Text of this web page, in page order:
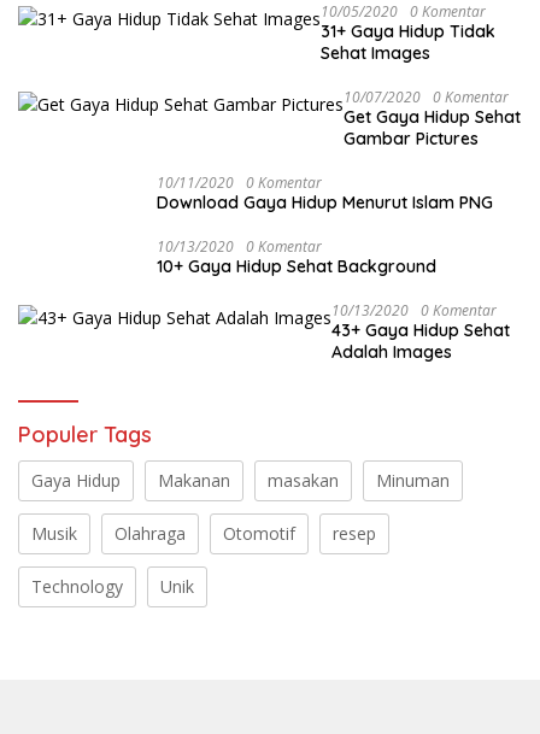
10/05/2020 0 Komentar
31+ Gaya Hidup Tidak
Sehat Images
10/07/2020 0 Komentar
Get Gaya Hidup Sehat
Gambar Pictures
10/11/2020 0 Komentar
Download Gaya Hidup Menurut Islam PNG
10/13/2020 0 Komentar
10+ Gaya Hidup Sehat Background
10/13/2020 0 Komentar
43+ Gaya Hidup Sehat
Adalah Images
Populer Tags
Gaya Hidup Makanan masakan Minuman
Musik Olahraga Otomotif resep
Technology Unik